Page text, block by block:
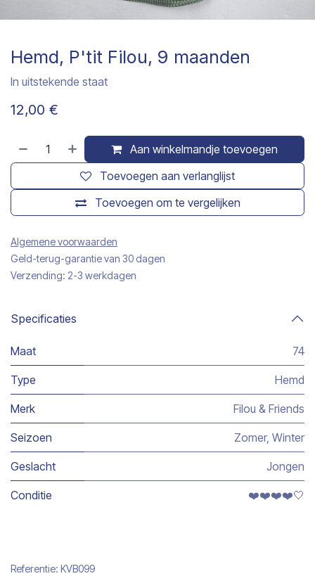
Hemd, P'tit Filou, 9 maanden
In uitstekende staat
12,00 €
Aan winkelmandje toevoegen
Toevoegen om te vergelijken
Toevoegen aan verlanglijst
Algemene voorwaarden
Geld-terug-garantie van 30 dagen
Verzending: 2-3 werkdagen
Specificaties
Maat 74
Type Hemd
Merk Filou & Friends
Seizoen Zomer, Winter
Geslacht Jongen
Conditie ❤️❤️❤️❤️🤍
Referentie: KVB099